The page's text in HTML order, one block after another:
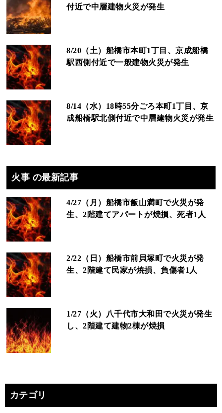
付近で中層建物火災が発生
8/20（土）船橋市本町1丁目、京成船橋
駅西側付近で一般建物火災が発生
8/14（水）18時55分ごろ本町1丁目、京
成船橋駅北側付近で中層建物火災が発生
火事 の最新記事
4/27（月）船橋市飯山満町で火災が発
生、2階建てアパートが焼損、死者1人
2/22（日）船橋市前貝塚町で火災が発
生、2階建て民家が焼損、負傷者1人
1/27（火）八千代市大和田で火災が発生
し、2階建て建物2棟が焼損
カテゴリ